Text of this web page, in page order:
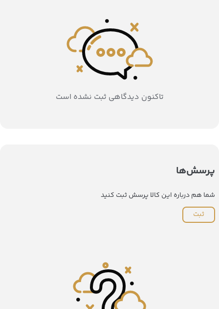
تاکنون دیدگاهی ثبت نشده است
پرسش‌ها
شما هم درباره این کالا پرسش ثبت کنید
ثبت